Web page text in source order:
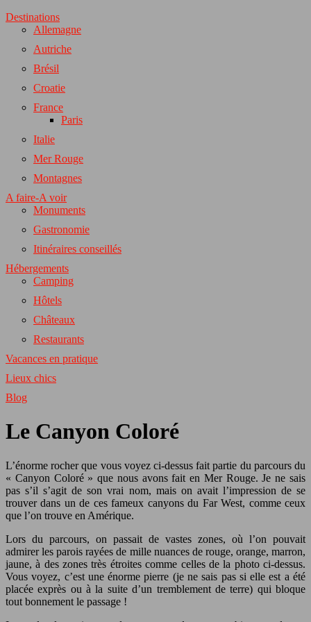
Destinations
Allemagne
Autriche
Brésil
Croatie
France
Paris
Italie
Mer Rouge
Montagnes
A faire-A voir
Monuments
Gastronomie
Itinéraires conseillés
Hébergements
Camping
Hôtels
Châteaux
Restaurants
Vacances en pratique
Lieux chics
Blog
Le Canyon Coloré
L’énorme rocher que vous voyez ci-dessus fait partie du parcours du
« Canyon Coloré » que nous avons fait en Mer Rouge. Je ne sais
pas s’il s’agit de son vrai nom, mais on avait l’impression de se
trouver dans un de ces fameux canyons du Far West, comme ceux
que l’on trouve en Amérique.
Lors du parcours, on passait de vastes zones, où l’on pouvait
admirer les parois rayées de mille nuances de rouge, orange, marron,
jaune, à des zones très étroites comme celles de la photo ci-dessus.
Vous voyez, c’est une énorme pierre (je ne sais pas si elle est a été
placée exprès ou à la suite d’un tremblement de terre) qui bloque
tout bonnement le passage !